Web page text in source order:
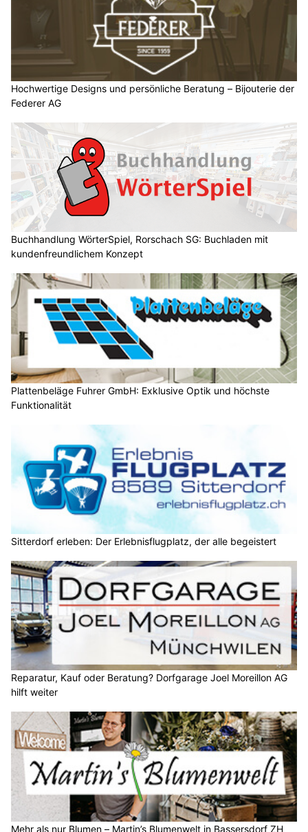
Hochwertige Designs und persönliche Beratung – Bijouterie der
Federer AG
Buchhandlung WörterSpiel, Rorschach SG: Buchladen mit
kundenfreundlichem Konzept
Plattenbeläge Fuhrer GmbH: Exklusive Optik und höchste
Funktionalität
Sitterdorf erleben: Der Erlebnisflugplatz, der alle begeistert
Reparatur, Kauf oder Beratung? Dorfgarage Joel Moreillon AG
hilft weiter
Mehr als nur Blumen – Martin’s Blumenwelt in Bassersdorf ZH